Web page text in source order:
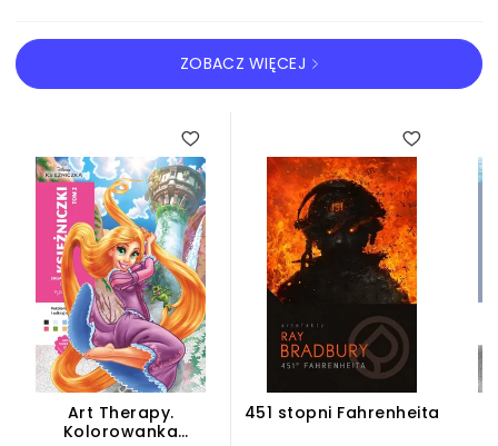
KSIĄŻKI
ZOBACZ WIĘCEJ
5.00
Art Therapy.
Kolorowanka
5.00
451 stopni Fahrenheita